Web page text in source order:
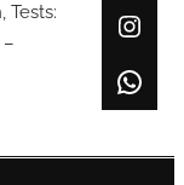
Tests: